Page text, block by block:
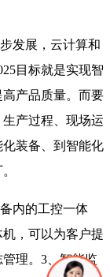
发展，云计算和
目标就是实现智
产品质量。而要
产过程、现场运
装备、到智能化
内的工控一体
，可以为客户提
理。3、智能监